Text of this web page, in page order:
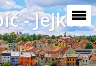
- Jejkov